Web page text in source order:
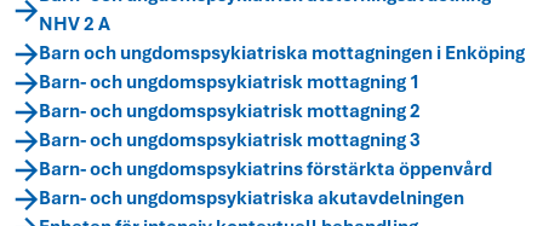
NHV 2 A
Barn och ungdomspsykiatriska mottagningen i Enköping
Barn- och ungdomspsykiatrisk mottagning 1
Barn- och ungdomspsykiatrisk mottagning 2
Barn- och ungdomspsykiatrisk mottagning 3
Barn- och ungdomspsykiatrins förstärkta öppenvård
Barn- och ungdomspsykiatriska akutavdelningen